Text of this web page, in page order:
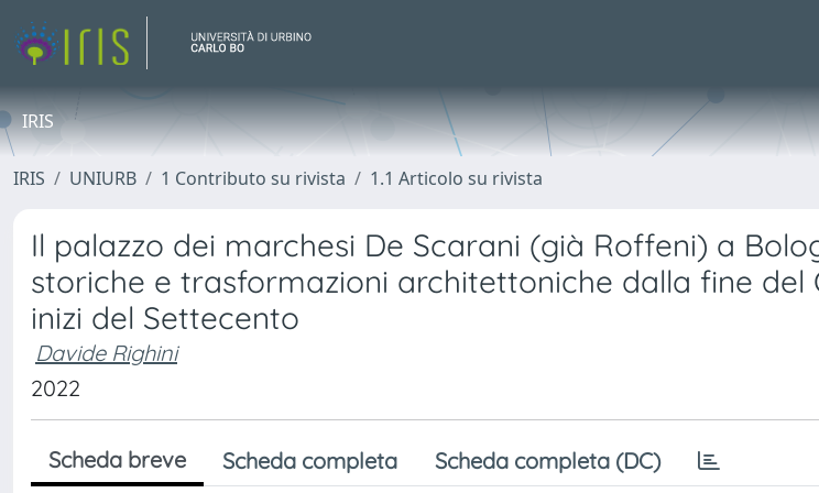
IRIS
IRIS UNIURB 1 Contributo su rivista 1.1 Articolo su rivista
Il palazzo dei marchesi De Scarani (già Roffeni) a
storiche e trasformazioni architettoniche dalla fine
inizi del Settecento
Davide Righini
2022
Scheda breve Scheda completa Scheda completa (DC)